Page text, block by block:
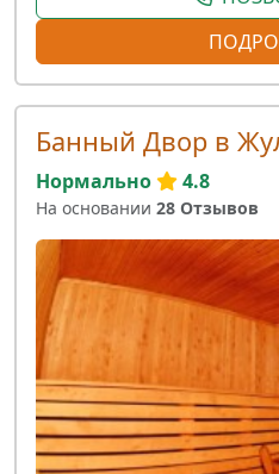
Банный Двор в
Нормально 4.8
На основании 28 Отзывов